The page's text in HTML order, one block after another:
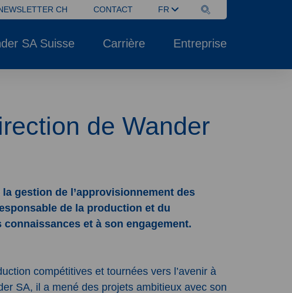
CH CONTACT FR
SA Suisse Carrière Entreprise
de Wander
gestion de l’approvisionnement des
de la production et du
et à son engagement.
compétitives et tournées vers l’avenir à
SA, il a mené des projets ambitieux avec son